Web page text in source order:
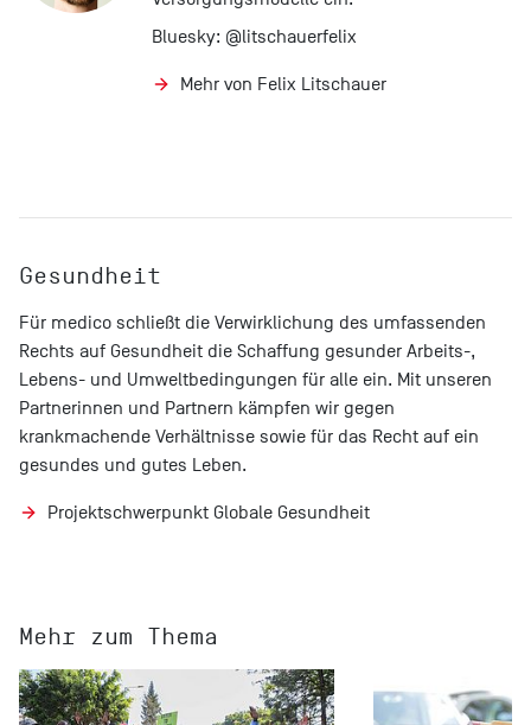
Bluesky: @litschauerfelix
Mehr von Felix Litschauer
Gesundheit
Für medico schließt die Verwirklichung des umfassenden
Rechts auf Gesundheit die Schaffung gesunder Arbeits-,
Lebens- und Umweltbedingungen für alle ein. Mit unseren
Partnerinnen und Partnern kämpfen wir gegen
krankmachende Verhältnisse sowie für das Recht auf ein
gesundes und gutes Leben.
Projektschwerpunkt Globale Gesundheit
Mehr zum Thema